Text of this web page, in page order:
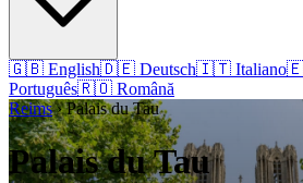
🇬🇧 English🇩🇪 Deutsch🇮🇹 Italiano
Português🇷🇴 Română
Reims› Palais du Tau
Palais du Tau